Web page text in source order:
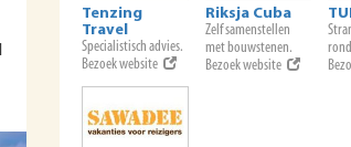
Tenzing
Travel
Specialistisch advies.
Bezoek website
Riksja Cuba
Zelf samenstellen
met bouwstenen.
Bezoek website